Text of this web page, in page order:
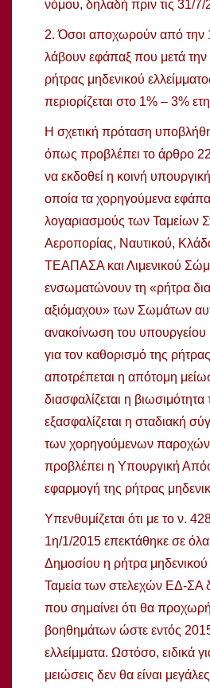
νόμου, δηλαδή πριν τις 31/7/
2. Όσοι αποχωρούν από την
λάβουν εφάπαξ που μετά την
ρήτρας μηδενικού
περιορίζεται στο 1% – 3%
Η σχετική πρόταση
όπως προβλέπει το άρθρο
να εκδοθεί η κοινή
οποία τα χορηγούμενα
λογαριασμούς των Ταμείων
Αεροπορίας, Ναυτικού,
ΤΕΑΠΑΣΑ και Λιμενικού
ενσωματώνουν τη «ρήτρα
αξιόμαχου» των Σωμάτων
ανακοίνωση του υπουργείου
για τον καθορισμό της
αποτρέπεται η απότομη
διασφαλίζεται η
εξασφαλίζεται η σταδιακή
των χορηγούμενων παροχών
προβλέπει η Υπουργική
εφαρμογή της ρήτρας
Υπενθυμίζεται ότι με το ν.
1η/1/2015 επεκτάθηκε σε όλα
Δημοσίου η ρήτρα μηδενικού
Ταμεία των στελεχών ΕΔ-ΣΑ
που σημαίνει ότι θα
βοηθημάτων ώστε εντός
ελλείμματα. Ωστόσο, ειδικά
μειώσεις δεν θα είναι